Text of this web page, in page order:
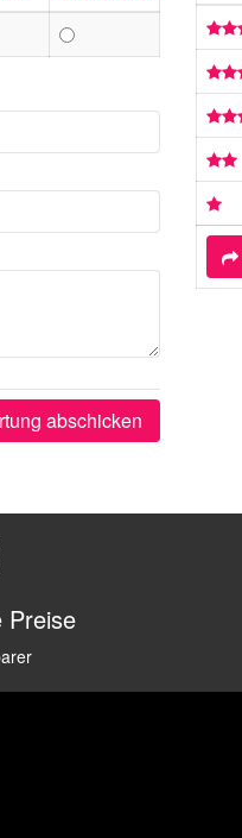
abschicken
Preise